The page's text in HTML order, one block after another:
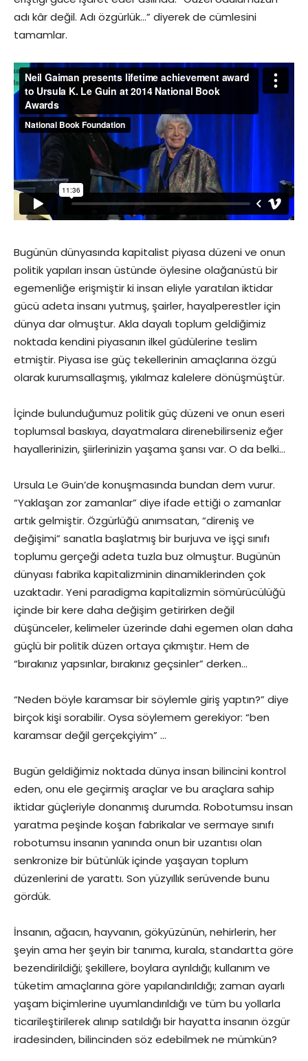
adı kâr değil. Adı özgürlük…” diyerek de cümlesini
tamamlar.
Bugünün dünyasında kapitalist piyasa düzeni ve onun
politik yapıları insan üstünde öylesine olağanüstü bir
egemenliğe erişmiştir ki insan eliyle yaratılan iktidar
gücü adeta insanı yutmuş, şairler, hayalperestler için
dünya dar olmuştur. Akla dayalı toplum geldiğimiz
noktada kendini piyasanın ilkel güdülerine teslim
etmiştir. Piyasa ise güç tekellerinin amaçlarına özgü
olarak kurumsallaşmış, yıkılmaz kalelere dönüşmüştür.
İçinde bulunduğumuz politik güç düzeni ve onun eseri
toplumsal baskıya, dayatmalara direnebilirseniz eğer
hayallerinizin, şiirlerinizin yaşama şansı var. O da belki…
Ursula Le Guin’de konuşmasında bundan dem vurur.
“Yaklaşan zor zamanlar” diye ifade ettiği o zamanlar
artık gelmiştir. Özgürlüğü anımsatan, “direniş ve
değişimi” sanatla başlatmış bir burjuva ve işçi sınıfı
toplumu gerçeği adeta tuzla buz olmuştur. Bugünün
dünyası fabrika kapitalizminin dinamiklerinden çok
uzaktadır. Yeni paradigma kapitalizmin sömürücülüğü
içinde bir kere daha değişim getirirken değil
düşünceler, kelimeler üzerinde dahi egemen olan daha
güçlü bir politik düzen ortaya çıkmıştır. Hem de
“bırakınız yapsınlar, bırakınız geçsinler” derken…
“Neden böyle karamsar bir söylemle giriş yaptın?” diye
birçok kişi sorabilir. Oysa söylemem gerekiyor: “ben
karamsar değil gerçekçiyim” …
Bugün geldiğimiz noktada dünya insan bilincini kontrol
eden, onu ele geçirmiş araçlar ve bu araçlara sahip
iktidar güçleriyle donanmış durumda. Robotumsu insan
yaratma peşinde koşan fabrikalar ve sermaye sınıfı
robotumsu insanın yanında onun bir uzantısı olan
senkronize bir bütünlük içinde yaşayan toplum
düzenlerini de yarattı. Son yüzyıllık serüvende bunu
gördük.
İnsanın, ağacın, hayvanın, gökyüzünün, nehirlerin, her
şeyin ama her şeyin bir tanıma, kurala, standartta göre
bezendirildiği; şekillere, boylara ayrıldığı; kullanım ve
tüketim amaçlarına göre yapılandırıldığı; zaman ayarlı
yaşam biçimlerine uyumlandırıldığı ve tüm bu yollarla
ticarileştirilerek alınıp satıldığı bir hayatta insanın özgür
iradesinden, bilincinden söz edebilmek ne mümkün?